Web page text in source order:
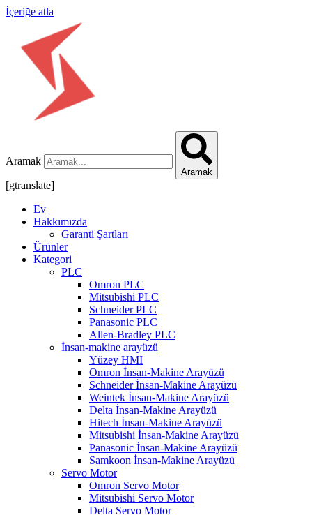
İçeriğe atla
Aramak
Aramak
[gtranslate]
Ev
Hakkımızda
Garanti Şartları
Ürünler
Kategori
PLC
Omron PLC
Mitsubishi PLC
Schneider PLC
Panasonic PLC
Allen-Bradley PLC
İnsan-makine arayüzü
Yüzey HMI
Omron İnsan-Makine Arayüzü
Schneider İnsan-Makine Arayüzü
Weintek İnsan-Makine Arayüzü
Delta İnsan-Makine Arayüzü
Hitech İnsan-Makine Arayüzü
Mitsubishi İnsan-Makine Arayüzü
Panasonic İnsan-Makine Arayüzü
Samkoon İnsan-Makine Arayüzü
Servo Motor
Omron Servo Motor
Mitsubishi Servo Motor
Delta Servo Motor